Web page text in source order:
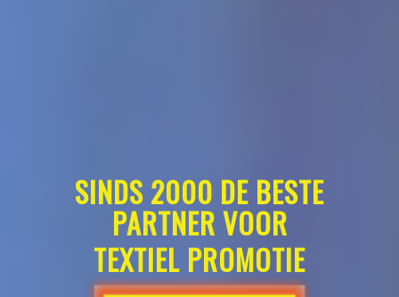
SINDS 2000 DE BESTE
PARTNER VOOR
TEXTIEL PROMOTIE